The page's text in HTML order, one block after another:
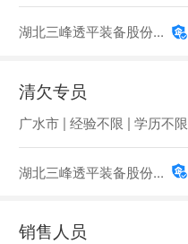
湖北三峰透平装备股份...
清欠专员
广水市 | 经验不限 | 学历不限
湖北三峰透平装备股份...
销售人员